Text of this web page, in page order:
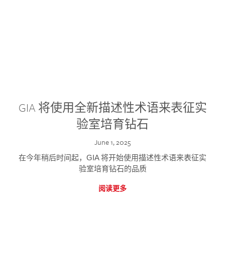
GIA 将使用全新描述性术语来表征实
验室培育钻石
June 1, 2025
在今年稍后时间起，GIA 将开始使用描述性术语来表征实
验室培育钻石的品质
阅读更多